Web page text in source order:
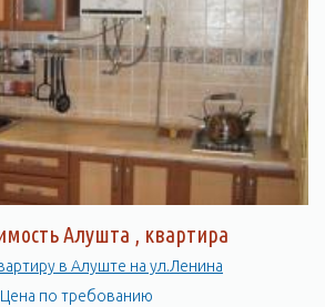
Алушта , квартира
в Алуште на ул.Ленина
Цена по требованию